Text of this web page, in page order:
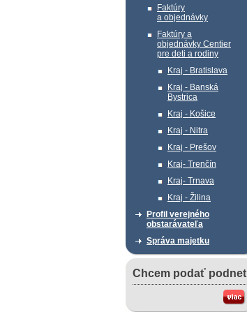
Faktúry
a objednávky
Faktúry a
objednávky Centier
pre deti a rodiny
Kraj - Bratislava
Kraj - Banská
Bystrica
Kraj - Košice
Kraj - Nitra
Kraj - Prešov
Kraj- Trenčín
Kraj- Trnava
Kraj - Žilina
Profil verejného
obstarávateľa
Správa majetku
Chcem podať podnet